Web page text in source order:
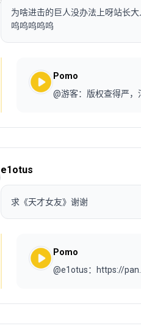
为啥进击的巨人没办法上呀站长大
呜呜呜呜呜
Pomo
@游客：版权查得严，
e1otus
求《天才女友》谢谢
Pomo
@e1otus：https://